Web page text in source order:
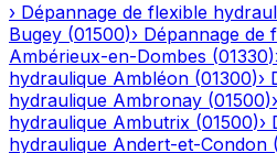
› Dépannage de flexible
Bugey (01500)› Dépannage de
Ambérieux-en-Dombes (01330)
hydraulique Ambléon (01300)›
hydraulique Ambronay (01500)›
hydraulique Ambutrix (01500)›
hydraulique Andert-et-Condon (